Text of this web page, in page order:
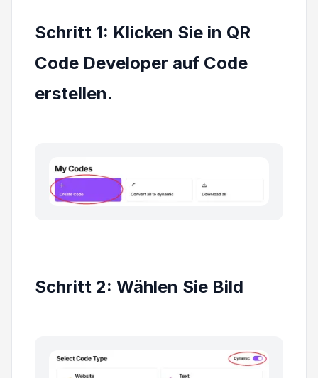
Schritt 1: Klicken Sie in QR
Code Developer auf Code
erstellen.
Schritt 2: Wählen Sie Bild